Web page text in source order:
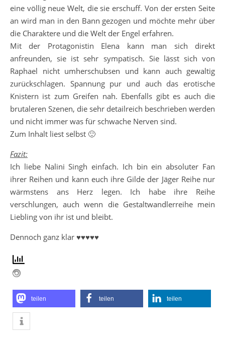
eine völlig neue Welt, die sie erschuff. Von der ersten Seite
an wird man in den Bann gezogen und möchte mehr über
die Charaktere und die Welt der Engel erfahren.
Mit der Protagonistin Elena kann man sich direkt
anfreunden, sie ist sehr sympatisch. Sie lässt sich von
Raphael nicht umherschubsen und kann auch gewaltig
zurückschlagen. Spannung pur und auch das erotische
Knistern ist zum Greifen nah. Ebenfalls gibt es auch die
brutaleren Szenen, die sehr detailreich beschrieben werden
und nicht immer was für schwache Nerven sind.
Zum Inhalt liest selbst 🙂
Fazit:
Ich liebe Nalini Singh einfach. Ich bin ein absoluter Fan
ihrer Reihen und kann euch ihre Gilde der Jäger Reihe nur
wärmstens ans Herz legen. Ich habe ihre Reihe
verschlungen, auch wenn die Gestaltwandlerreihe mein
Liebling von ihr ist und bleibt.
Dennoch ganz klar ♥♥♥♥♥
teilen teilen teilen